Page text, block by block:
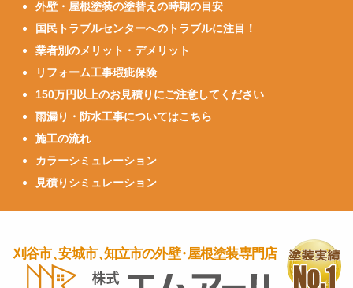
外壁・屋根塗装の塗替えの時期の目安
国民トラブルセンターへのトラブルに注目！
業者別のメリット・デメリット
リフォーム工事瑕疵保険
150万円以上のお見積りにご注意してください
雨漏り・防水工事についてはこちら
施工の流れ
カラーシミュレーション
見積りシミュレーション